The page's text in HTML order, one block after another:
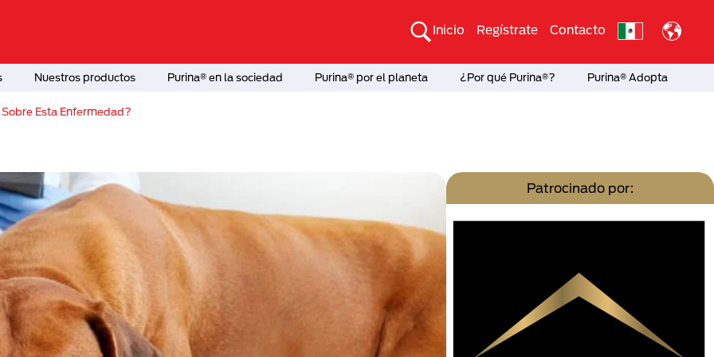
Inicio Regístrate Contacto
Nuestros productos Purina® en la sociedad Purina® por el planeta ¿Por qué Purina®? Purina® Adopta
Esta Enfermedad?
Patrocinado por: